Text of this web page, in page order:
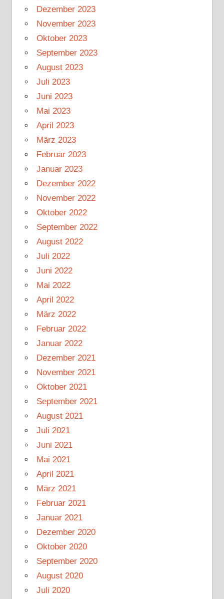
Dezember 2023
November 2023
Oktober 2023
September 2023
August 2023
Juli 2023
Juni 2023
Mai 2023
April 2023
März 2023
Februar 2023
Januar 2023
Dezember 2022
November 2022
Oktober 2022
September 2022
August 2022
Juli 2022
Juni 2022
Mai 2022
April 2022
März 2022
Februar 2022
Januar 2022
Dezember 2021
November 2021
Oktober 2021
September 2021
August 2021
Juli 2021
Juni 2021
Mai 2021
April 2021
März 2021
Februar 2021
Januar 2021
Dezember 2020
Oktober 2020
September 2020
August 2020
Juli 2020